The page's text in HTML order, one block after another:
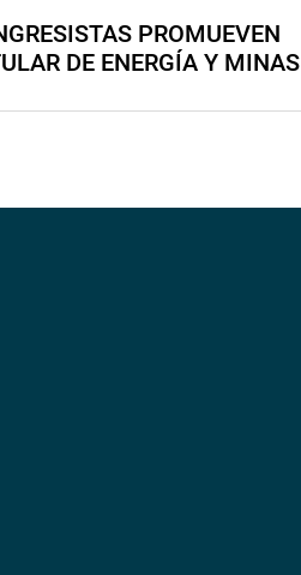
PROMUEVEN
DE ENERGÍA Y MINAS